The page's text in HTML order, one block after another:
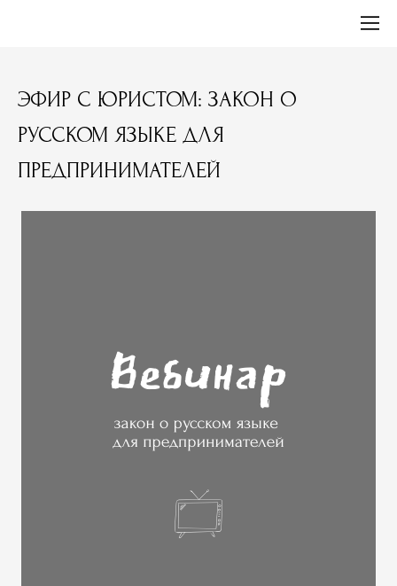
ЭФИР С ЮРИСТОМ: ЗАКОН О
РУССКОМ ЯЗЫКЕ ДЛЯ
ПРЕДПРИНИМАТЕЛЕЙ